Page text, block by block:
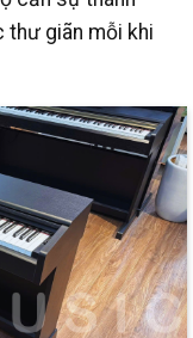
thư giãn mỗi khi